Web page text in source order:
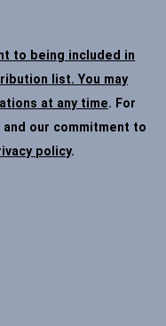
to being included in
list. You may
at any time. For
our commitment to
policy.